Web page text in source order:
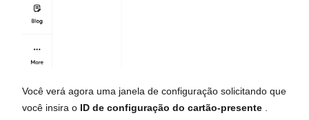
Você verá agora uma janela de configuração solicitando que
você insira o ID de configuração do cartão-presente .